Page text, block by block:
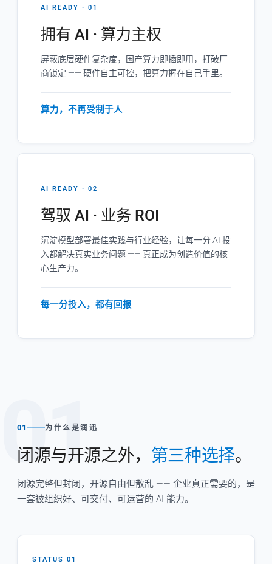
AI READY · 01
拥有 AI · 算力主权
屏蔽底层硬件复杂度，国产算力即插即用，打破厂
商锁定 —— 硬件自主可控，把算力握在自己手里。
算力，不再受制于人
AI READY · 02
驾驭 AI · 业务 ROI
沉淀模型部署最佳实践与行业经验，让每一分 AI 投
入都解决真实业务问题 —— 真正成为创造价值的核
心生产力。
每一分投入，都有回报
01
01 为什么是润迅
闭源与开源之外， 第三种选择。
闭源完整但封闭，开源自由但散乱 —— 企业真正需要的，是
一套被组织好、可交付、可运营的 AI 能力。
STATUS 01